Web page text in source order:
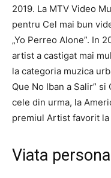
2019. La MTV Video
pentru Cel mai bun
„Yo Perreo Alone”. In
artist a castigat mai
la categoria muzica
Que No Iban a Salir”
cele din urma, la
premiul Artist favorit
Viata